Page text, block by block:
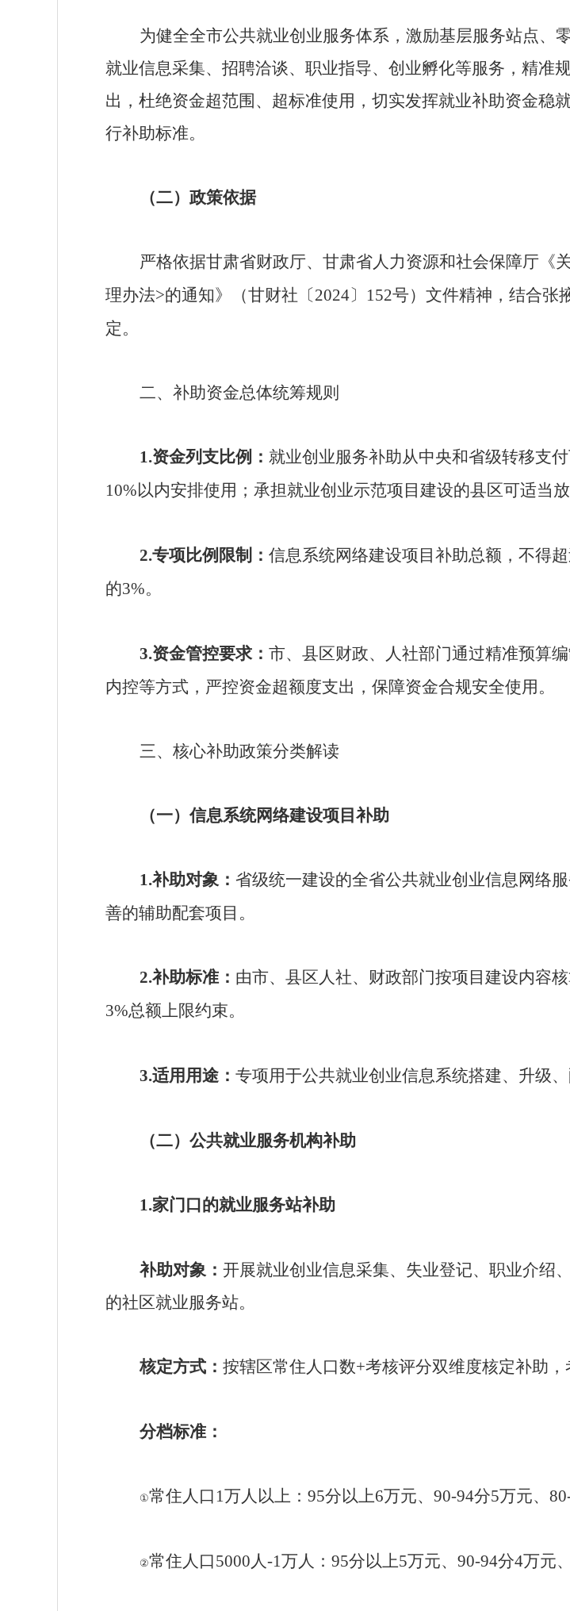
为健全全市公共就业创业服务体系，激励基层服务站点、
就业信息采集、招聘洽谈、职业指导、创业孵化等服务，精准
出，杜绝资金超范围、超标准使用，切实发挥就业补助资金稳
行补助标准。
（二）政策依据
严格依据甘肃省财政厅、甘肃省人力资源和社会保障厅《
理办法>的通知》（甘财社〔2024〕 152号）文件精神，结合张
定。
二、补助资金总体统筹规则
1.资金列支比例： 就业创业服务补助从中央和省级转移支
10%以内安排使用；承担就业创业示范项目建设的县区可适当
2.专项比例限制： 信息系统网络建设项目补助总额，不得
的3%。
3.资金管控要求： 市、县区财政、人社部门通过精准预算
内控等方式，严控资金超额度支出，保障资金合规安全使用。
三、核心补助政策分类解读
（一）信息系统网络建设项目补助
1.补助对象： 省级统一建设的全省公共就业创业信息网络
善的辅助配套项目。
2.补助标准： 由市、县区人社、财政部门按项目建设内容
3%总额上限约束。
3.适用用途： 专项用于公共就业创业信息系统搭建、升级
（二）公共就业服务机构补助
1.家门口的就业服务站补助
补助对象： 开展就业创业信息采集、失业登记、职业介绍
的社区就业服务站。
核定方式： 按辖区常住人口数+考核评分双维度核定补助，
分档标准：
①常住人口 1万人以上： 95分以上6万元、 90-94分5万元、
②常住人口5000人-1万人： 95分以上5万元、 90-94分4万元、